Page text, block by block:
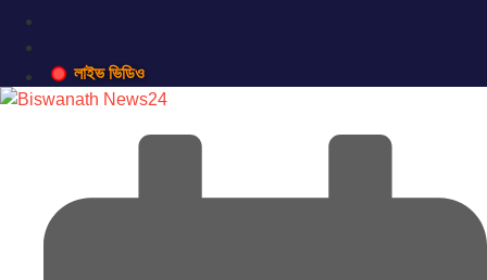
লাইভ ভিডিও